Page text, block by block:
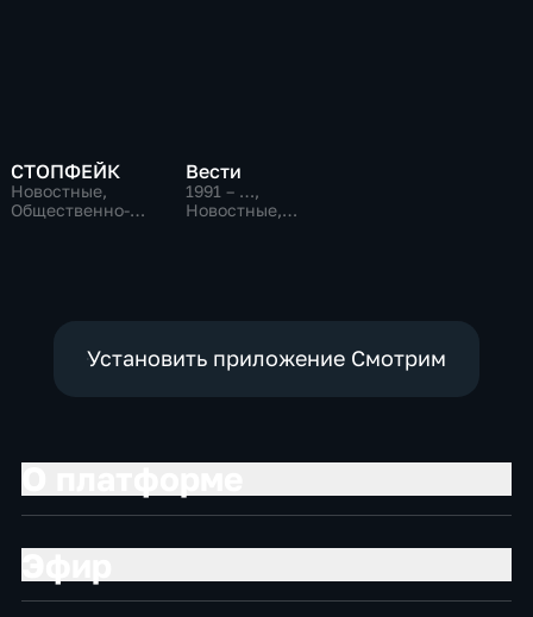
СТОПФЕЙК
Новостные,
Общественно-
Вести
1991 – …,
Новостные,
Установить приложение Смотрим